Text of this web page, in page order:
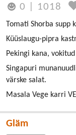
0 1018
Tomati Shorba supp
Küüslaugu-pipra
Pekingi kana,
Singapuri
värske salat.
Masala Vege karri
Gläm